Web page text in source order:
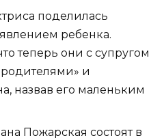
поделилась
ребенка.
теперь они с супругом
и
назвав его маленьким
Пожарская состоят в